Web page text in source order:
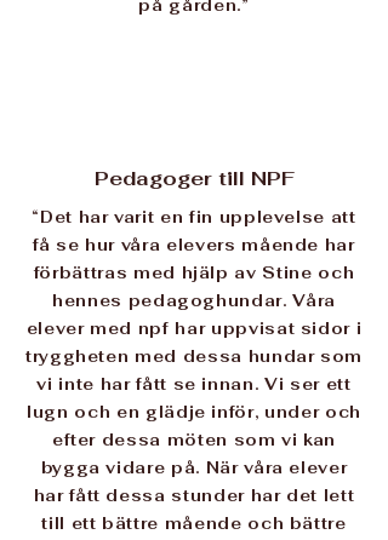
på gården.”
Pedagoger till NPF
“Det har varit en fin upplevelse att
få se hur våra elevers mående har
förbättras med hjälp av Stine och
hennes pedagoghundar. Våra
elever med npf har uppvisat sidor i
tryggheten med dessa hundar som
vi inte har fått se innan. Vi ser ett
lugn och en glädje inför, under och
efter dessa möten som vi kan
bygga vidare på. När våra elever
har fått dessa stunder har det lett
till ett bättre mående och bättre